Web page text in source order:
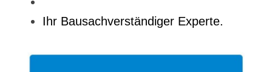
Ihr Bausachverständiger Experte.